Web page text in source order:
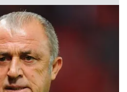
aşağıda yer alan panel
Çerezlere ilişkin detaylı bilgi
Çerez Bilgilendirme
Korunması Kanunu uyarınca
okumak ve sitemizde